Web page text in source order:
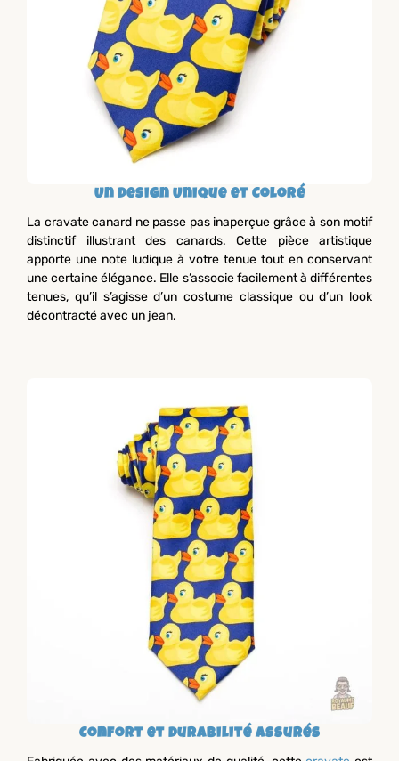
Un Design Unique et Coloré
La cravate canard ne passe pas inaperçue grâce à son motif
distinctif illustrant des canards. Cette pièce artistique
apporte une note ludique à votre tenue tout en conservant
une certaine élégance. Elle s’associe facilement à différentes
tenues, qu’il s’agisse d’un costume classique ou d’un look
décontracté avec un jean.
Confort et Durabilité Assurés